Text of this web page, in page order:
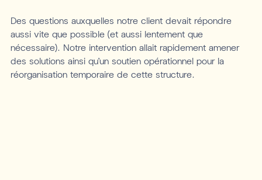
Des questions auxquelles notre client devait répondre
aussi vite que possible (et aussi lentement que
nécessaire). Notre intervention allait rapidement amener
des solutions ainsi qu’un soutien opérationnel pour la
réorganisation temporaire de cette structure.